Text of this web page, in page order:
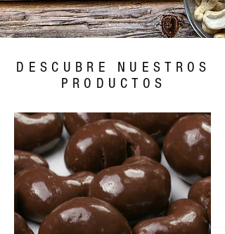
DESCUBRE NUESTROS
PRODUCTOS